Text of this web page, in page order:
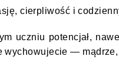
cierpliwość i
uczniu potencjał,
—